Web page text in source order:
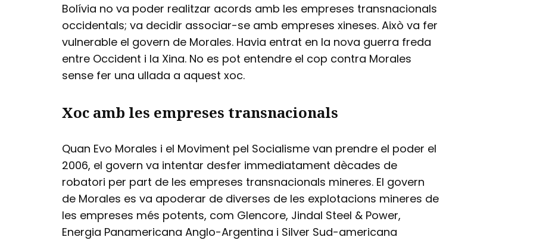
Bolívia no va poder realitzar acords amb les empreses transnacionals
occidentals; va decidir associar-se amb empreses xineses. Això va fer
vulnerable el govern de Morales. Havia entrat en la nova guerra freda
entre Occident i la Xina. No es pot entendre el cop contra Morales
sense fer una ullada a aquest xoc.
Xoc amb les empreses transnacionals
Quan Evo Morales i el Moviment pel Socialisme van prendre el poder el
2006, el govern va intentar desfer immediatament dècades de
robatori per part de les empreses transnacionals mineres. El govern
de Morales es va apoderar de diverses de les explotacions mineres de
les empreses més potents, com Glencore, Jindal Steel & Power,
Energia Panamericana Anglo-Argentina i Silver Sud-americana